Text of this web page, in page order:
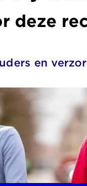
deze
en